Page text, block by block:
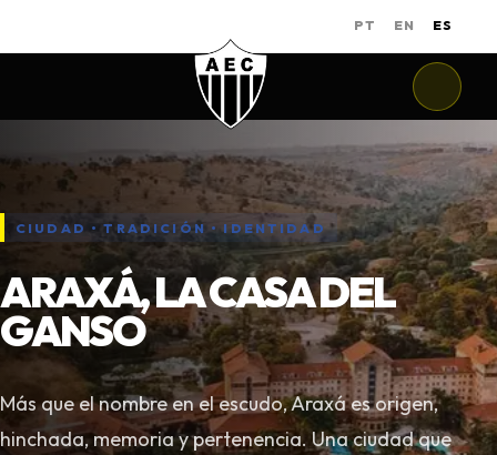
PT EN ES
CIUDAD • TRADICIÓN • IDENTIDAD
ARAXÁ, LA CASA DEL
GANSO
Más que el nombre en el escudo, Araxá es origen,
hinchada, memoria y pertenencia. Una ciudad que